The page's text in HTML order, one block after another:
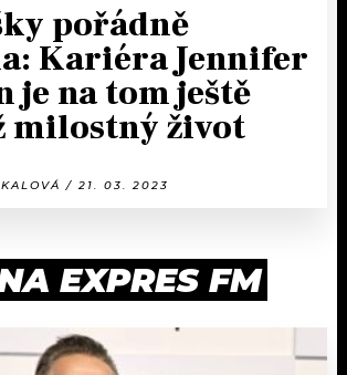
pořádně
Kariéra Jennifer
je na tom ještě
milostný život
/ 21. 03. 2023
EXPRES FM